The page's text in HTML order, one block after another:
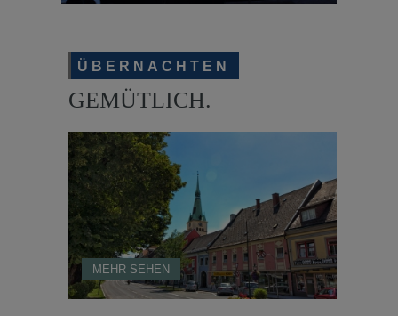
ÜBERNACHTEN
GEMÜTLICH.
MEHR SEHEN